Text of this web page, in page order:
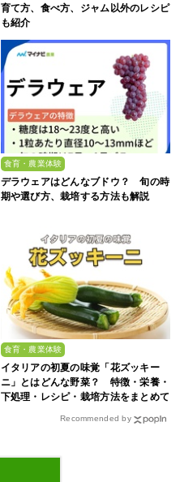
育て方、食べ方、ジャム以外のレシピ
も紹介
食育・農業体験
デラウェアはどんなブドウ？ 旬の時
期や選び方、栽培する方法も解説
食育・農業体験
イタリアの初夏の味覚「花ズッキー
ニ」とはどんな野菜？ 特徴・栄養・
下処理・レシピ・栽培方法をまとめて
Recommended by